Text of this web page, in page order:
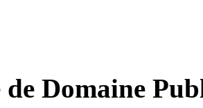
Domaine